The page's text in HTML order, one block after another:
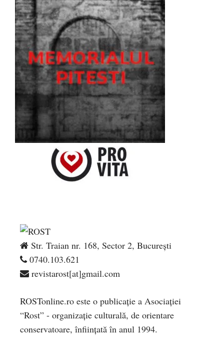
Str. Traian nr. 168, Sector 2, București
0740.103.621
revistarost[at]gmail.com
ROSTonline.ro este o publicaţie a Asociaţiei
“Rost” - organizaţie culturală, de orientare
conservatoare, înfiinţată în anul 1994.